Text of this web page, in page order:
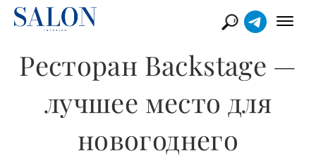
Ресторан Backstage —
лучшее место для
новогоднего